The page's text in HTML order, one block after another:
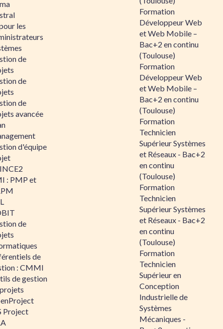
les
de
de
de
avancée
d'équipe
: PMP et
de
de
: CMMI
de gestion
Project
Formation
Développeur Web
et Web Mobile –
Bac+2 en continu
(Toulouse)
Formation
Développeur Web
et Web Mobile –
Bac+2 en continu
(Toulouse)
Formation
Technicien
Supérieur Systèmes
et Réseaux - Bac+2
en continu
(Toulouse)
Formation
Technicien
Supérieur Systèmes
et Réseaux - Bac+2
en continu
(Toulouse)
Formation
Technicien
Supérieur en
Conception
Industrielle de
Systèmes
Mécaniques -